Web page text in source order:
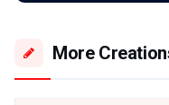
More